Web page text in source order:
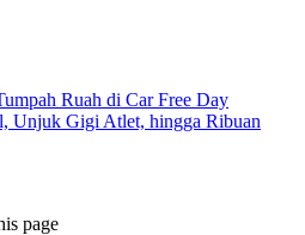
Ruah di Car Free Day
Unjuk Gigi Atlet, hingga Ribuan
page